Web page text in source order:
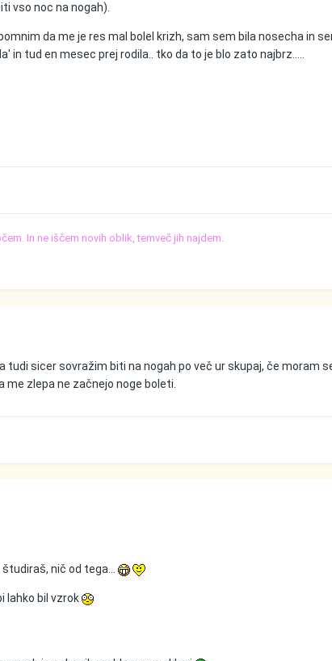
vso noc na nogah).
da me je res mal bolel krizh, sam sem bila nosecha in
in tud en mesec prej rodila.. tko da to je blo zato najbrz.....
In ne iščem novih oblik, temveč jih najdem.
tudi sicer sovražim biti na nogah po več ur skupaj, če moram
me zlepa ne začnejo noge boleti.
študiraš, nič od tega...
lahko bil vzrok